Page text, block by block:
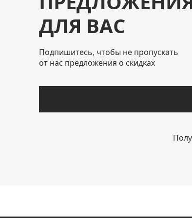
ДЛЯ ВАС
Подпишитесь, чтобы не пропускать
от нас предложения о скидках